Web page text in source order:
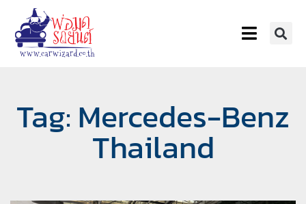
Tag: Mercedes-Benz
Thailand